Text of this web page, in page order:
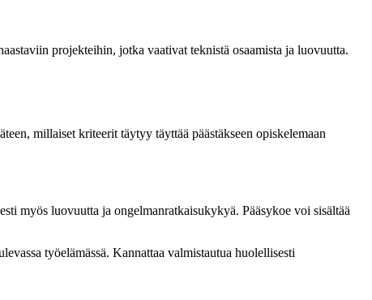
projekteihin, jotka vaativat teknistä osaamista ja luovuutta.
millaiset kriteerit täytyy täyttää päästäkseen opiskelemaan
myös luovuutta ja ongelmanratkaisukykyä. Pääsykoe voi sisältää
työelämässä. Kannattaa valmistautua huolellisesti